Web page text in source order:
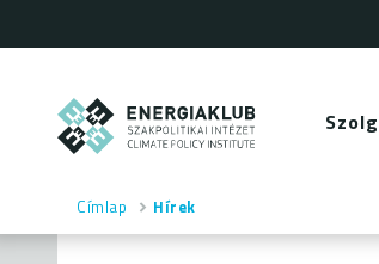
a
Main
menu
Morzsa
Címlap Hírek